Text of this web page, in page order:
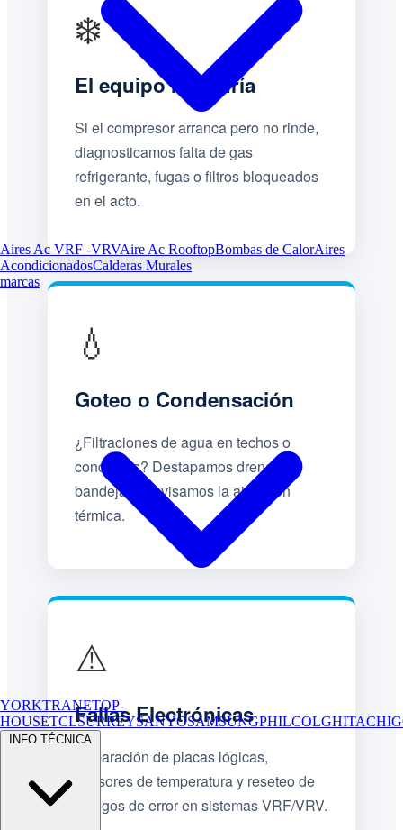
Aires Ac VRF -VRVAire Ac RooftopBombas de CalorAires
AcondicionadosCalderas Murales
marcas
YORKTRANETOP-
HOUSETCLSURREYSANYOSAMSUNGPHILCOLGHITACHI
INFO TÉCNICA
❄️
El equipo no enfría
Si el compresor arranca pero no rinde,
diagnosticamos falta de gas
refrigerante, fugas o filtros bloqueados
en el acto.
💧
Goteo o Condensación
¿Filtraciones de agua en techos o
conductos? Destapamos drenajes,
bandejas y revisamos la aislación
térmica.
⚠️
Fallas Electrónicas
Reparación de placas lógicas,
sensores de temperatura y reseteo de
códigos de error en sistemas VRF/VRV.